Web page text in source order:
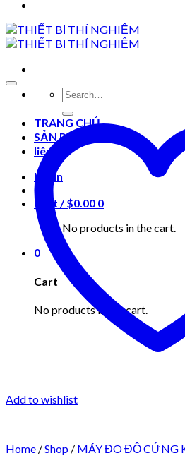
Search
for:
TRANG CHỦ
SẢN PHẨM
liên hệ
Login
Cart /$0.00 0
No products in the cart.
0
Cart
No products in the cart.
Add to wishlist
Home /Shop / MÁY ĐO ĐỘ CỨNG